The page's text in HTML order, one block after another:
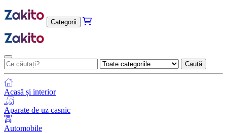
Categorii
Caută
Acasă și interior
Aparate de uz casnic
Automobile